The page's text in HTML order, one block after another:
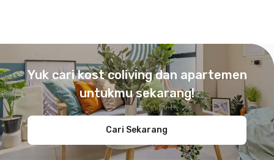
Yuk cari kost coliving dan apartemen
untukmu sekarang!
Cari Sekarang